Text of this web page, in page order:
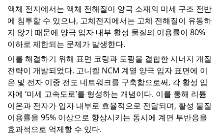
액체 전지에서는 액체 전해질이 양극 소재의 미세 구조 전반
에 침투할 수 있으나, 고체전지에서는 고체 전해질이 유동하
지 않기 때문에 양극 입자 내부 활성 물질의 이용률이 80%
이하로 제한되는 문제가 발생한다.
이를 해결하기 위해 표면 코팅과 도핑을 결합한 시너지 개질
전략이 개발되었다. 고니켈 NCM 계열 양극 입자 표면에 이
온 및 전자 이중 전도 네트워크를 구축함으로써, 각 활성 입
자에 ‘미세 고속도로’를 형성하는 개념이다. 이를 통해 리튬
이온과 전자가 입자 내부로 효율적으로 전달되며, 활성 물질
이용률을 95% 이상으로 향상시키는 동시에 계면 부반응을
효과적으로 억제할 수 있다.